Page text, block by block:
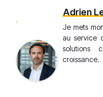
Adrien
Je mets
au service
solutions
croissance.